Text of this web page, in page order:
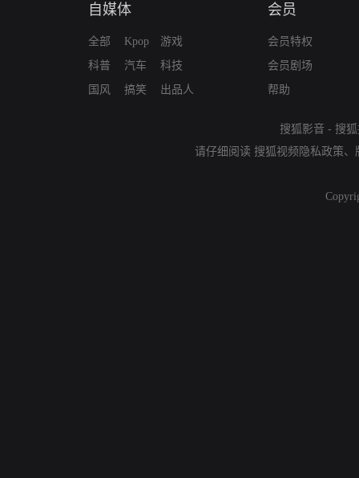
自媒体
全部
科普
国风
Kpop
汽车
搞笑
游戏
科技
出品人
会员
会员特权
会员剧场
帮助
搜狐影音 - 搜
请仔细阅读 搜狐视频隐私政策、